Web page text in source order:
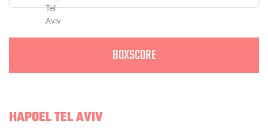
BOXSCORE
HAPOEL TEL AVIV